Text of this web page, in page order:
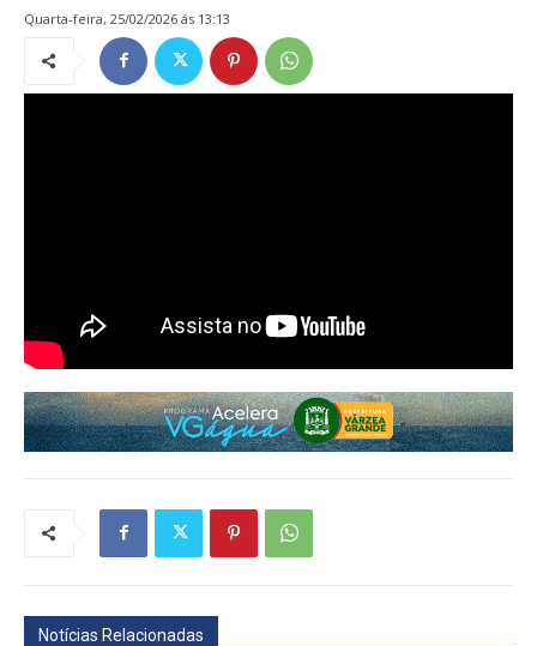
quarta-feira, 25/02/2026 ás 13:13
Notícias Relacionadas